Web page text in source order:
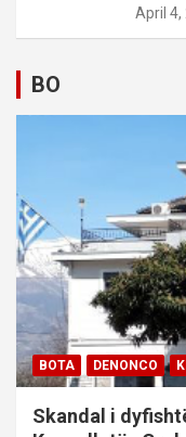
April 4,
BO
BOTA DENONCO
Skandal i